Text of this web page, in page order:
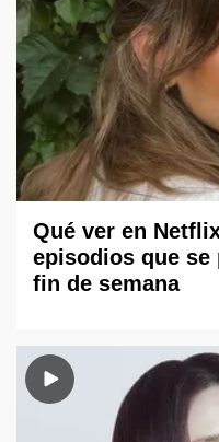
Qué ver en
episodios que se
fin de semana